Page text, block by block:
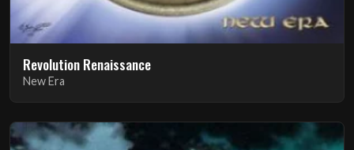
Revolution Renaissance
New Era